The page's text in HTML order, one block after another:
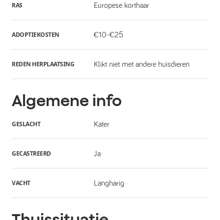
RAS Europese korthaar
ADOPTIEKOSTEN €10-€25
REDEN HERPLAATSING Klikt niet met andere huisdieren
Algemene info
GESLACHT Kater
GECASTREERD Ja
VACHT Langharig